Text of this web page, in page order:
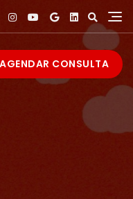
AGENDAR CONSULTA